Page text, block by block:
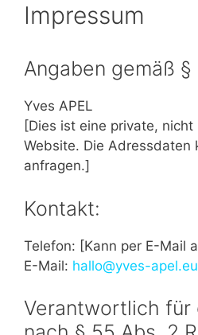
Impressum
Angaben gemäß §
Yves APEL
[Dies ist eine private, nicht
Website. Die Adressdaten
anfragen.]
Kontakt:
Telefon: [Kann per E-Mail
E-Mail: hallo@yves-apel.eu
Verantwortlich für